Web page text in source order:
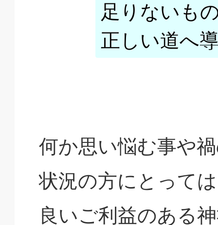
足りないも
正しい道へ
何か思い悩む事や
状況の方にとって
良いご利益のある